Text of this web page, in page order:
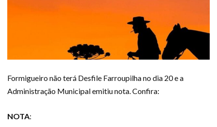
Formigueiro não terá Desfile Farroupilha no dia 20 e a
Administração Municipal emitiu nota. Confira:
NOTA: